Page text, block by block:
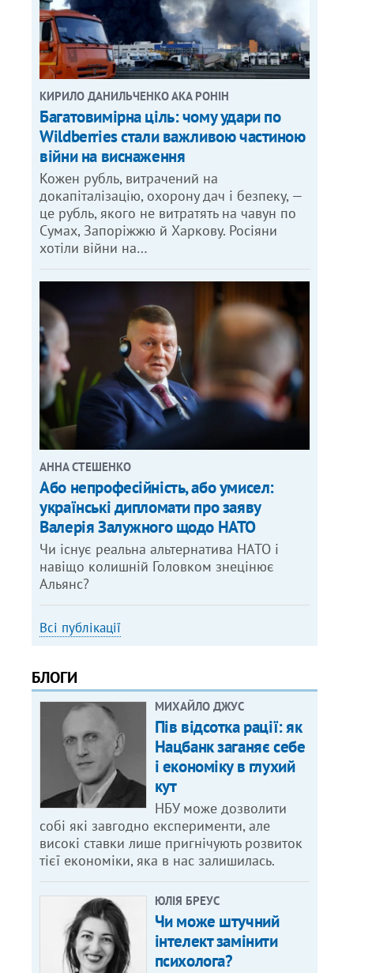
КИРИЛО ДАНИЛЬЧЕНКО АКА РОНІН
Багатовимірна ціль: чому удари по
Wildberries стали важливою частиною
війни на виснаження
Кожен рубль, витрачений на
докапіталізацію, охорону дач і безпеку, —
це рубль, якого не витратять на чавун по
Сумах, Запоріжжю й Харкову. Росіяни
хотіли війни на…
АННА СТЕШЕНКО
Або непрофесійність, або умисел:
українські дипломати про заяву
Валерія Залужного щодо НАТО
Чи існує реальна альтернатива НАТО і
навіщо колишній Головком знецінює
Альянс?
Всі публікації
БЛОГИ
МИХАЙЛО ДЖУС
Пів відсотка рації: як
Нацбанк заганяє себе
і економіку в глухий
кут
НБУ може дозволити
собі які завгодно експерименти, але
високі ставки лише пригнічують розвиток
тієї економіки, яка в нас залишилась.
ЮЛІЯ БРЕУС
Чи може штучний
інтелект замінити
психолога?